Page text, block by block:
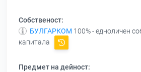
Собственост:
БУЛГАРКОМ 100% - едноличен
капитала
Предмет на дейност: